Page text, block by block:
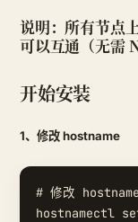
说明：所有节点
可以互通（无需
开始安装
1、修改 hostname
# 修改 hostname
hostnamectl